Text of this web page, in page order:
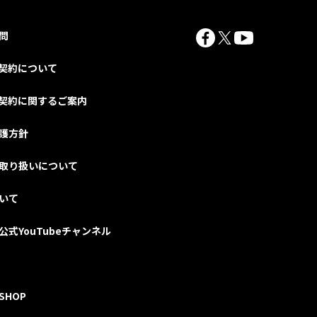
約について
約に関するご案内
方針
り扱いについて
て
式YouTubeチャンネル